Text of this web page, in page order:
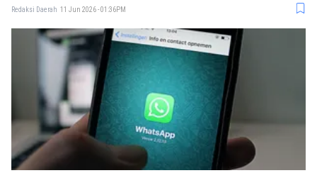
Redaksi Daerah 11 Jun 2026 - 01:36PM